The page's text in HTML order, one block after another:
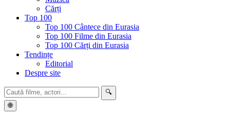
Cărți
Top 100
Top 100 Cântece din Eurasia
Top 100 Filme din Eurasia
Top 100 Cărți din Eurasia
Tendințe
Editorial
Despre site
🔍
🌐